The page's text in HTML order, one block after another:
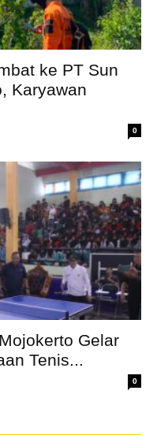
ke PT Sun
Karyawan
0
Gelar
Tenis...
0